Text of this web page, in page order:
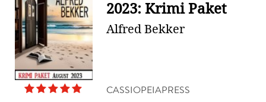
2023: Krimi Paket
Alfred Bekker
CASSIOPEIAPRESS